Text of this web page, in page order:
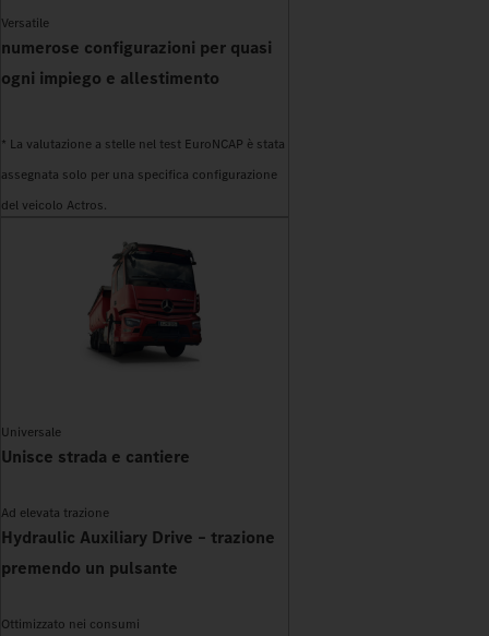
Versatile
numerose configurazioni per quasi
ogni impiego e allestimento
* La valutazione a stelle nel test EuroNCAP è stata
assegnata solo per una specifica configurazione
del veicolo Actros.
Universale
Unisce strada e cantiere
Ad elevata trazione
Hydraulic Auxiliary Drive – trazione
premendo un pulsante
Ottimizzato nei consumi